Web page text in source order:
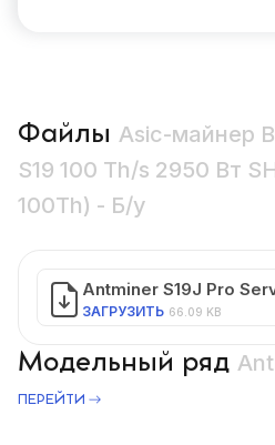
Файлы Asic-майнер
S19 100 Th/s 2950 Вт
100Th) - Б/у
Antminer S19J Pro
ЗАГРУЗИТЬ 66.09 KB
Модельный ряд
ПЕРЕЙТИ